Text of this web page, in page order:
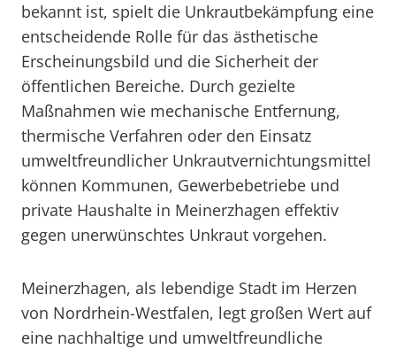
bekannt ist, spielt die Unkrautbekämpfung eine
entscheidende Rolle für das ästhetische
Erscheinungsbild und die Sicherheit der
öffentlichen Bereiche. Durch gezielte
Maßnahmen wie mechanische Entfernung,
thermische Verfahren oder den Einsatz
umweltfreundlicher Unkrautvernichtungsmittel
können Kommunen, Gewerbebetriebe und
private Haushalte in Meinerzhagen effektiv
gegen unerwünschtes Unkraut vorgehen.
Meinerzhagen, als lebendige Stadt im Herzen
von Nordrhein-Westfalen, legt großen Wert auf
eine nachhaltige und umweltfreundliche